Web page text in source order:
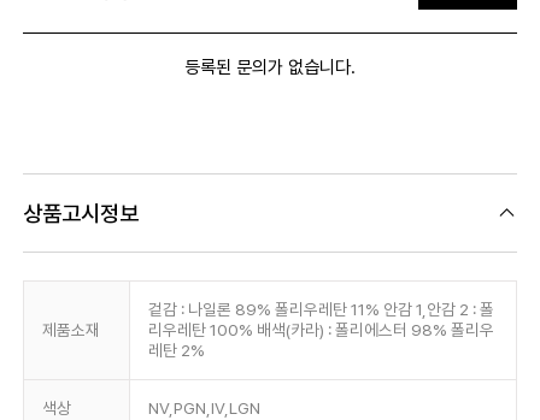
등록된 문의가 없습니다.
상품고시정보
제품소재
겉감 : 나일론 89% 폴리우레탄 11% 안감 1,안감 2 : 폴
리우레탄 100% 배색(카라) : 폴리에스터 98% 폴리우
레탄 2%
색상 NV,PGN,IV,LGN